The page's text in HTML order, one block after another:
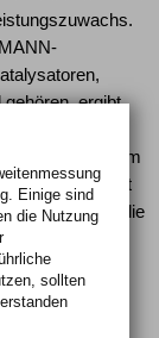
ergibt
U/min.
770 Nm
SUV verkürzt
und steigert die
Einige sind
die Nutzung
sollten